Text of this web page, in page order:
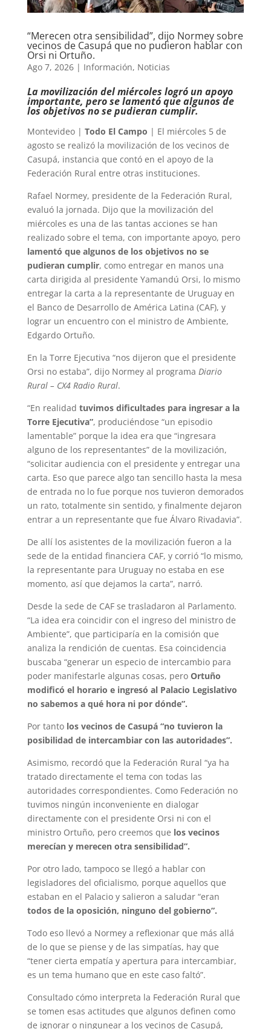
“Merecen otra sensibilidad”, dijo Normey sobre
vecinos de Casupá que no pudieron hablar con
Orsi ni Ortuño.
Ago 7, 2026| Información, Noticias
La movilización del miércoles logró un apoyo
importante, pero se lamentó que algunos de
los objetivos no se pudieran cumplir.
Montevideo | Todo El Campo | El miércoles 5 de
agosto se realizó la movilización de los vecinos de
Casupá, instancia que contó en el apoyo de la
Federación Rural entre otras instituciones.
Rafael Normey, presidente de la Federación Rural,
evaluó la jornada. Dijo que la movilización del
miércoles es una de las tantas acciones se han
realizado sobre el tema, con importante apoyo, pero
lamentó que algunos de los objetivos no se
pudieran cumplir, como entregar en manos una
carta dirigida al presidente Yamandú Orsi, lo mismo
entregar la carta a la representante de Uruguay en
el Banco de Desarrollo de América Latina (CAF), y
lograr un encuentro con el ministro de Ambiente,
Edgardo Ortuño.
En la Torre Ejecutiva “nos dijeron que el presidente
Orsi no estaba”, dijo Normey al programa Diario
Rural – CX4 Radio Rural.
“En realidad tuvimos dificultades para ingresar a la
Torre Ejecutiva”, produciéndose “un episodio
lamentable” porque la idea era que “ingresara
alguno de los representantes” de la movilización,
“solicitar audiencia con el presidente y entregar una
carta. Eso que parece algo tan sencillo hasta la mesa
de entrada no lo fue porque nos tuvieron demorados
un rato, totalmente sin sentido, y finalmente dejaron
entrar a un representante que fue Álvaro Rivadavia”.
De allí los asistentes de la movilización fueron a la
sede de la entidad financiera CAF, y corrió “lo mismo,
la representante para Uruguay no estaba en ese
momento, así que dejamos la carta”, narró.
Desde la sede de CAF se trasladaron al Parlamento.
“La idea era coincidir con el ingreso del ministro de
Ambiente”, que participaría en la comisión que
analiza la rendición de cuentas. Esa coincidencia
buscaba “generar un especio de intercambio para
poder manifestarle algunas cosas, pero Ortuño
modificó el horario e ingresó al Palacio Legislativo
no sabemos a qué hora ni por dónde”.
Por tanto los vecinos de Casupá “no tuvieron la
posibilidad de intercambiar con las autoridades”.
Asimismo, recordó que la Federación Rural “ya ha
tratado directamente el tema con todas las
autoridades correspondientes. Como Federación no
tuvimos ningún inconveniente en dialogar
directamente con el presidente Orsi ni con el
ministro Ortuño, pero creemos que los vecinos
merecían y merecen otra sensibilidad”.
Por otro lado, tampoco se llegó a hablar con
legisladores del oficialismo, porque aquellos que
estaban en el Palacio y salieron a saludar “eran
todos de la oposición, ninguno del gobierno”.
Todo eso llevó a Normey a reflexionar que más allá
de lo que se piense y de las simpatías, hay que
“tener cierta empatía y apertura para intercambiar,
es un tema humano que en este caso faltó”.
Consultado cómo interpreta la Federación Rural que
se tomen esas actitudes que algunos definen como
de ignorar o ningunear a los vecinos de Casupá,